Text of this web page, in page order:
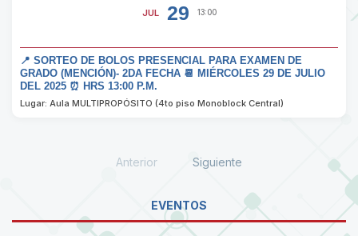
JUL 29 13:00
📍 SORTEO DE BOLOS PRESENCIAL PARA EXAMEN DE
GRADO (MENCIÓN)- 2DA FECHA 📆 MIÉRCOLES 29 DE JULIO
DEL 2025 ⏰ HRS 13:00 P.M.
Lugar: Aula MULTIPROPÓSITO (4to piso Monoblock Central)
Anterior Siguiente
EVENTOS